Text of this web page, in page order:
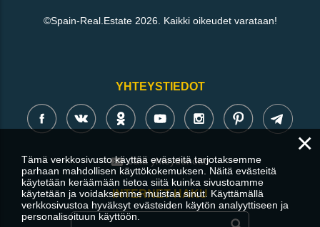
©Spain-Real.Estate 2026. Kaikki oikeudet varataan!
YHTEYSTIEDOT
Jätä yhteydenotto
INTERNET-HAKU
×
Tämä verkkosivusto käyttää evästeitä tarjotaksemme
parhaan mahdollisen käyttökokemuksen. Näitä evästeitä
käytetään keräämään tietoa siitä kuinka sivustoamme
käytetään ja voidaksemme muistaa sinut. Käyttämällä
verkkosivustoa hyväksyt evästeiden käytön analyyttiseen ja
personalisoituun käyttöön.